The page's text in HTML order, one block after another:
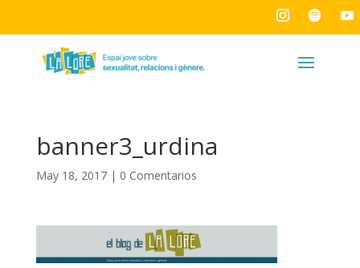
banner3_urdina
May 18, 2017| 0 Comentarios